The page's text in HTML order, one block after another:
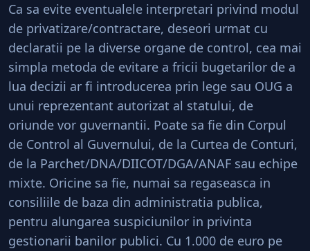
Ca sa evite eventualele interpretari privind modul
de privatizare/contractare, deseori urmat cu
declaratii pe la diverse organe de control, cea mai
simpla metoda de evitare a fricii bugetarilor de a
lua decizii ar fi introducerea prin lege sau OUG a
unui reprezentant autorizat al statului, de
oriunde vor guvernantii. Poate sa fie din Corpul
de Control al Guvernului, de la Curtea de Conturi,
de la Parchet/DNA/DIICOT/DGA/ANAF sau echipe
mixte. Oricine sa fie, numai sa regaseasca in
consiliile de baza din administratia publica,
pentru alungarea suspiciunilor in privinta
gestionarii banilor publici. Cu 1.000 de euro pe